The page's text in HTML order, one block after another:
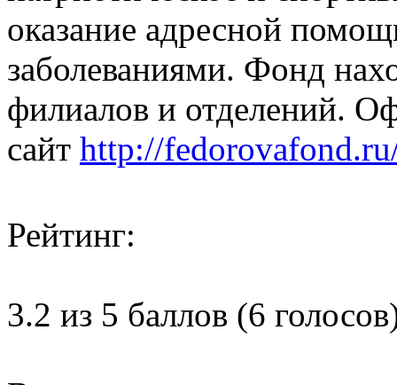
оказание адресной
заболеваниями. Фонд
филиалов и отделений.
сайт http://
Рейтинг:
3.2 из 5 баллов (6